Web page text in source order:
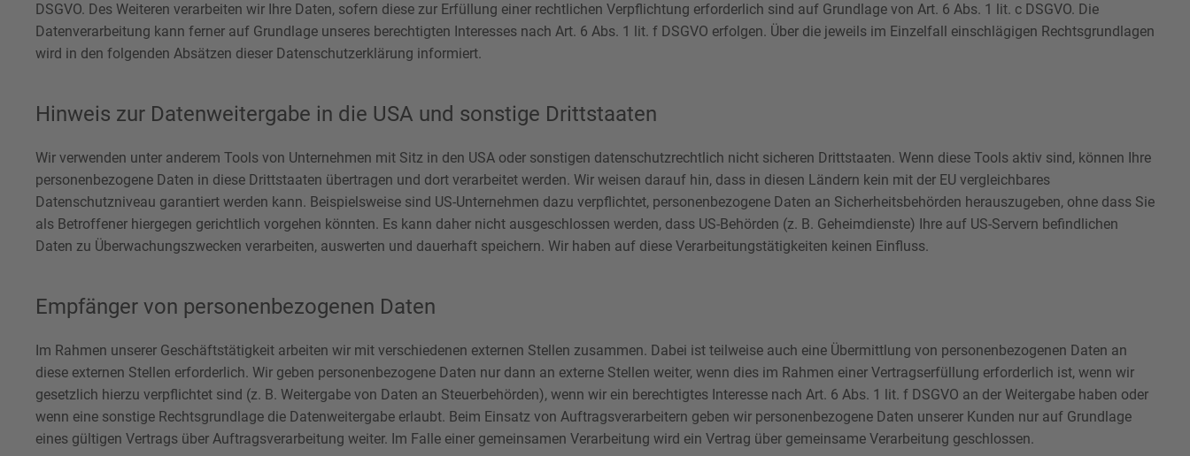
DSGVO. Des Weiteren verarbeiten wir Ihre Daten, sofern diese zur Erfüllung einer rechtlichen Verpflichtung erforderlich sind auf Grundlage von Art. 6 Abs. 1 lit. c DSGVO. Die
Datenverarbeitung kann ferner auf Grundlage unseres berechtigten Interesses nach Art. 6 Abs. 1 lit. f DSGVO erfolgen. Über die jeweils im Einzelfall einschlägigen Rechtsgrundlagen
wird in den folgenden Absätzen dieser Datenschutzerklärung informiert.
Hinweis zur Datenweitergabe in die USA und sonstige Drittstaaten
Wir verwenden unter anderem Tools von Unternehmen mit Sitz in den USA oder sonstigen datenschutzrechtlich nicht sicheren Drittstaaten. Wenn diese Tools aktiv sind, können Ihre
personenbezogene Daten in diese Drittstaaten übertragen und dort verarbeitet werden. Wir weisen darauf hin, dass in diesen Ländern kein mit der EU vergleichbares
Datenschutzniveau garantiert werden kann. Beispielsweise sind US-Unternehmen dazu verpflichtet, personenbezogene Daten an Sicherheitsbehörden herauszugeben, ohne dass Sie
als Betroffener hiergegen gerichtlich vorgehen könnten. Es kann daher nicht ausgeschlossen werden, dass US-Behörden (z. B. Geheimdienste) Ihre auf US-Servern befindlichen
Daten zu Überwachungszwecken verarbeiten, auswerten und dauerhaft speichern. Wir haben auf diese Verarbeitungstätigkeiten keinen Einfluss.
Empfänger von personenbezogenen Daten
Im Rahmen unserer Geschäftstätigkeit arbeiten wir mit verschiedenen externen Stellen zusammen. Dabei ist teilweise auch eine Übermittlung von personenbezogenen Daten an
diese externen Stellen erforderlich. Wir geben personenbezogene Daten nur dann an externe Stellen weiter, wenn dies im Rahmen einer Vertragserfüllung erforderlich ist, wenn wir
gesetzlich hierzu verpflichtet sind (z. B. Weitergabe von Daten an Steuerbehörden), wenn wir ein berechtigtes Interesse nach Art. 6 Abs. 1 lit. f DSGVO an der Weitergabe haben oder
wenn eine sonstige Rechtsgrundlage die Datenweitergabe erlaubt. Beim Einsatz von Auftragsverarbeitern geben wir personenbezogene Daten unserer Kunden nur auf Grundlage
eines gültigen Vertrags über Auftragsverarbeitung weiter. Im Falle einer gemeinsamen Verarbeitung wird ein Vertrag über gemeinsame Verarbeitung geschlossen.